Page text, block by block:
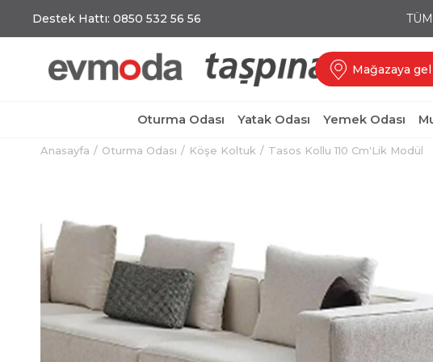
Destek Hattı: 0850 532 56 56
Mağazaya gel
Oturma Odası Yatak Odası Yemek Odası
Anasayfa Oturma Odası Köşe Koltuk Tasos Kollu 110 Cm'Lik Modül